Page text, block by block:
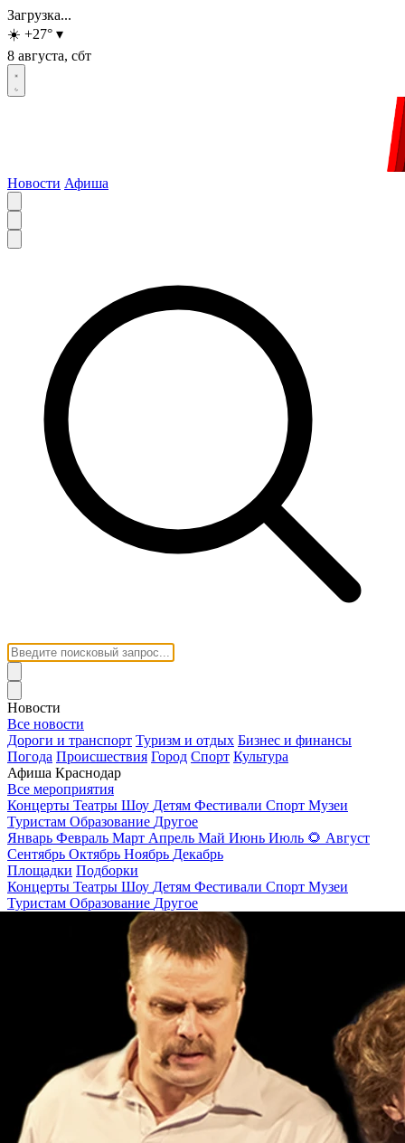
Загрузка...
☀️ +27° ▾
8 августа, сбт
Новости Афиша
Новости
Все новости
Дороги и транспорт Туризм и отдых Бизнес и финансы
Погода Происшествия Город Спорт Культура
Афиша Краснодар
Все мероприятия
Концерты Театры Шоу Детям Фестивали Спорт Музеи
Туристам Образование Другое
Январь Февраль Март Апрель Май Июнь Июль 🌻 Август
Сентябрь Октябрь Ноябрь Декабрь
Площадки Подборки
Концерты Театры Шоу Детям Фестивали Спорт Музеи
Туристам Образование Другое